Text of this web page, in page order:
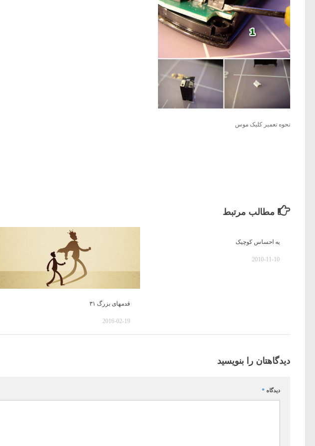
نحوه تعمیر کلیک موس
مطالب مرتبط
یه احساس کوچیک
2010-11-10
قدمهای بزرگ ۳۱
2016-02-19
دیدگاهتان را بنویسید
دیدگاه *